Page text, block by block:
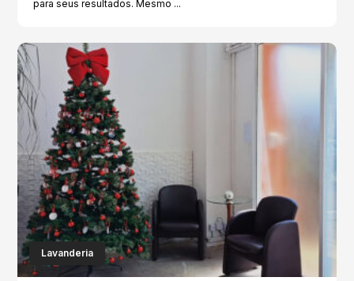
para seus resultados. Mesmo ...
Lavanderia